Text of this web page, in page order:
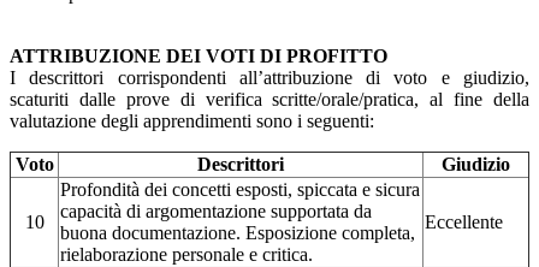
ATTRIBUZIONE DEI VOTI DI PROFITTO
I descrittori corrispondenti all’attribuzione di voto e giudizio,
scaturiti dalle prove di verifica scritte/orale/pratica, al fine della
valutazione degli apprendimenti sono i seguenti:
Voto Descrittori Giudizio
10
Profondità dei concetti esposti, spiccata e sicura
capacità di argomentazione supportata da
buona documentazione. Esposizione completa,
rielaborazione personale e critica.
Eccellente